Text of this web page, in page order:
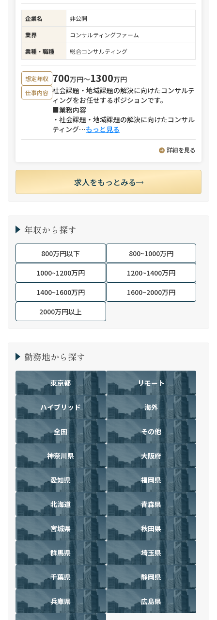
企業名
非公開
業界
コンサルティングファーム
業種・職種
総合コンサルティング
想定年収 700万円〜1300万円
仕事内容 社会課題・地域課題の解決に向けたコンサルテ
ィングをお任せするポジションです。
■業務内容
・社会課題・地域課題の解決に向けたコンサル
ティング⋯もっと見る
詳細を見る
求人をもっとみる
年収から探す
800万円以下
800~1000万円
1000~1200万円
1200~1400万円
1400~1600万円
1600~2000万円
2000万円以上
勤務地から探す
東京都 リモート
ハイブリッド 海外
全国 その他
神奈川県 大阪府
愛知県 福岡県
北海道 青森県
宮城県 秋田県
群馬県 埼玉県
千葉県 静岡県
兵庫県 広島県